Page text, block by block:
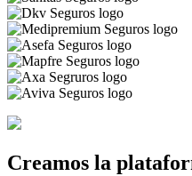
Creamos la